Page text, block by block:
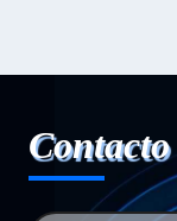
Contacto